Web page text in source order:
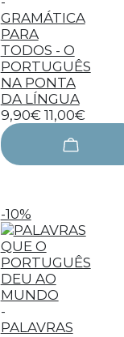
GRAMÁTICA
PARA
TODOS - O
PORTUGUÊS
NA PONTA
DA LÍNGUA
9,90€ 11,00€
-10%
-
PALAVRAS